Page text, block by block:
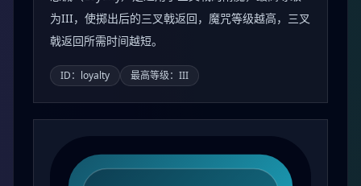
为III，使掷出后的三叉戟返回，魔咒等级越高，三叉
戟返回所需时间越短。
ID：loyalty 最高等级：III